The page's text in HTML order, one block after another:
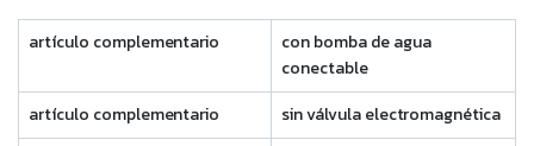
artículo complementario
con bomba de agua
conectable
artículo complementario
sin válvula electromagnética